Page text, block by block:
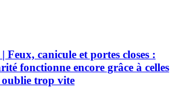
Feux, canicule et portes closes :
fonctionne encore grâce à celles
oublie trop vite